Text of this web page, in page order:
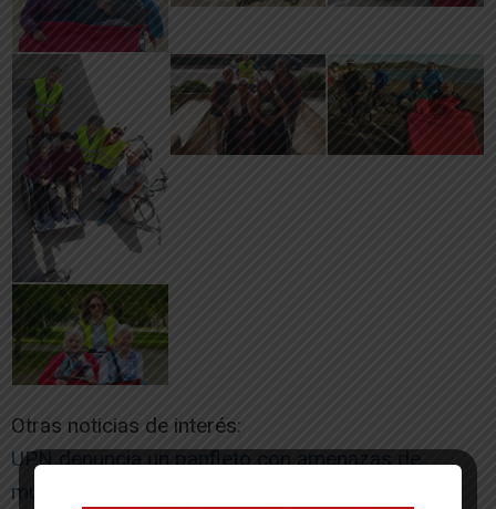
Otras noticias de interés:
UPN denuncia un panfleto con amenazas de
muerte al alcalde de Cascante